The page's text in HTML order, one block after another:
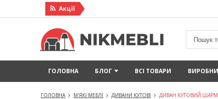
Акцiї
ГОЛОВНА БЛОГ ВСІ ТОВАРИ
ГОЛОВНА М'ЯКІ МЕБЛІ ДИВАНИ КУТОВІ ДИВАН КУТОВИЙ ШАРМ